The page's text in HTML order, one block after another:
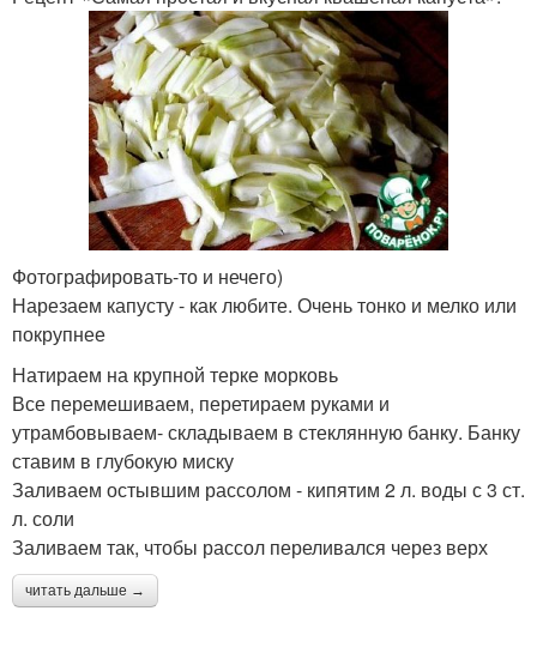
Фотографировать-то и нечего)
Нарезаем капусту - как любите. Очень тонко и мелко или
покрупнее
Натираем на крупной терке морковь
Все перемешиваем, перетираем руками и
утрамбовываем- складываем в стеклянную банку. Банку
ставим в глубокую миску
Заливаем остывшим рассолом - кипятим 2 л. воды с 3 ст.
л. соли
Заливаем так, чтобы рассол переливался через верх
читать дальше →